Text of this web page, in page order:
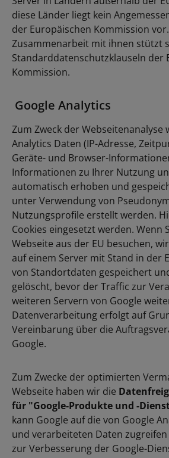
diese Länder liegt kein
der Europäischen Kommission
Zusammenarbeit mit ihnen stützt
Standarddatenschutzklauseln der
Kommission.
Google Analytics
Zum Zweck der Webseitenanalyse
Analytics Daten (IP-Adresse,
Geräte- und Browser-
Informationen zu Ihrer Nutzung
automatisch erhoben und
unter Verwendung von
Nutzungsprofile erstellt werden.
Cookies eingesetzt werden. Wenn
Webseite aus der EU besuchen,
auf einem Server mit Stand in der
von Standortdaten gespeichert
gelöscht, bevor der Traffic zur
weiteren Servern von Google
Datenverarbeitung erfolgt auf
Vereinbarung über die
Google.
Zum Zwecke der optimierten
Webseite haben wir die
für "Google-Produkte und -
kann Google auf die von Google
und verarbeiteten Daten
zur Verbesserung der Google-